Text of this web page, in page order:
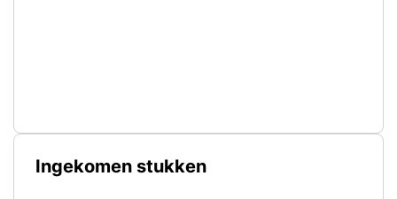
Ingekomen stukken